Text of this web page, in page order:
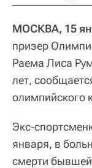
МОСКВА, 15
призер
Раема Лиса
лет,
олимпийского
Экс-
января, в
смерти